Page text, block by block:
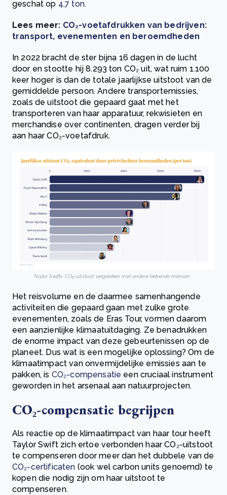
geschat op 4,7 ton.
Lees meer: CO₂-voetafdrukken van bedrijven:
transport, evenementen en beroemdheden
In 2022 bracht de ster bijna 16 dagen in de lucht
door en stootte hij 8.293 ton CO₂ uit, wat ruim 1.100
keer hoger is dan de totale jaarlijkse uitstoot van de
gemiddelde persoon. Andere transportemissies,
zoals de uitstoot die gepaard gaat met het
transporteren van haar apparatuur, rekwisieten en
merchandise over continenten, dragen verder bij
aan haar CO₂-voetafdruk.
Taylor Swifts CO₂-uitstoot vergeleken met andere bekende mensen.
Het reisvolume en de daarmee samenhangende
activiteiten die gepaard gaan met zulke grote
evenementen, zoals de Eras Tour, vormen daarom
een aanzienlijke klimaatuitdaging. Ze benadrukken
de enorme impact van deze gebeurtenissen op de
planeet. Dus wat is een mogelijke oplossing? Om de
klimaatimpact van onvermijdelijke emissies aan te
pakken, is CO₂-compensatie een cruciaal instrument
geworden in het arsenaal aan natuurprojecten.
CO₂-compensatie begrijpen
Als reactie op de klimaatimpact van haar tour heeft
Taylor Swift zich ertoe verbonden haar CO₂-uitstoot
te compenseren door meer dan het dubbele van de
CO₂-certificaten (ook wel carbon units genoemd) te
kopen die nodig zijn om haar uitstoot te
compenseren.